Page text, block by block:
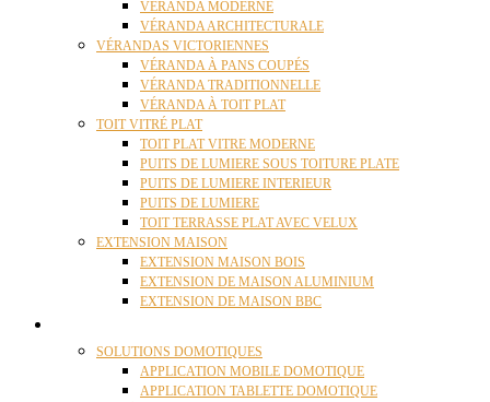
VÉRANDA MODERNE
VÉRANDA ARCHITECTURALE
VÉRANDAS VICTORIENNES
VÉRANDA À PANS COUPÉS
VÉRANDA TRADITIONNELLE
VÉRANDA À TOIT PLAT
TOIT VITRÉ PLAT
TOIT PLAT VITRE MODERNE
PUITS DE LUMIERE SOUS TOITURE PLATE
PUITS DE LUMIERE INTERIEUR
PUITS DE LUMIERE
TOIT TERRASSE PLAT AVEC VELUX
EXTENSION MAISON
EXTENSION MAISON BOIS
EXTENSION DE MAISON ALUMINIUM
EXTENSION DE MAISON BBC
SOLUTIONS DOMOTIQUES
APPLICATION MOBILE DOMOTIQUE
APPLICATION TABLETTE DOMOTIQUE